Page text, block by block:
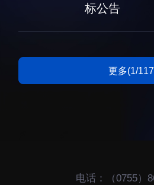
标公告
更多(1/
电话：（0755）